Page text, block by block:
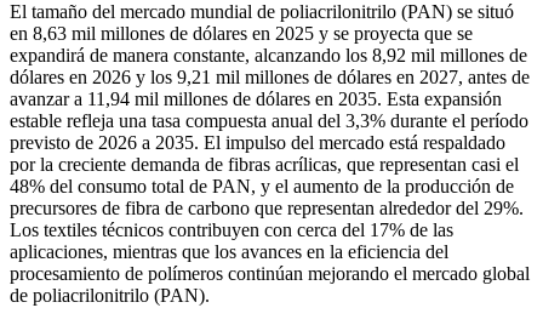
El tamaño del mercado mundial de poliacrilonitrilo (PAN) se situó
en 8,63 mil millones de dólares en 2025 y se proyecta que se
expandirá de manera constante, alcanzando los 8,92 mil millones de
dólares en 2026 y los 9,21 mil millones de dólares en 2027, antes de
avanzar a 11,94 mil millones de dólares en 2035. Esta expansión
estable refleja una tasa compuesta anual del 3,3% durante el período
previsto de 2026 a 2035. El impulso del mercado está respaldado
por la creciente demanda de fibras acrílicas, que representan casi el
48% del consumo total de PAN, y el aumento de la producción de
precursores de fibra de carbono que representan alrededor del 29%.
Los textiles técnicos contribuyen con cerca del 17% de las
aplicaciones, mientras que los avances en la eficiencia del
procesamiento de polímeros continúan mejorando el mercado global
de poliacrilonitrilo (PAN).